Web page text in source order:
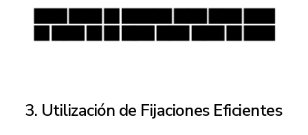
3. Utilización de Fijaciones Eficientes